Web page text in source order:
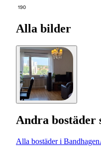
190
Alla bilder
Andra bostäder
Alla bostäder i Bandhagen